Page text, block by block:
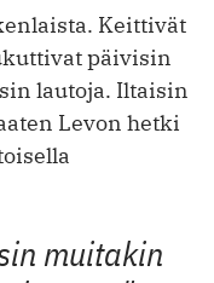
Keittivät
päivisin
lautoja. Iltaisin
Levon hetki
muitakin